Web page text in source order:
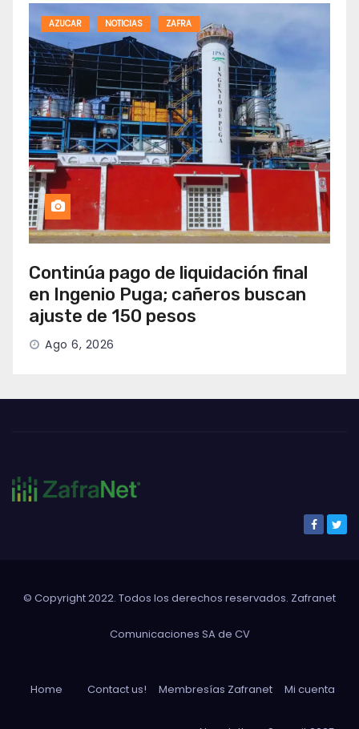
AZUCAR NOTICIAS ZAFRA
Continúa pago de liquidación final
en Ingenio Puga; cañeros buscan
ajuste de 150 pesos
Ago 6, 2026
© Copyright 2022. Todos los derechos reservados. Zafranet
Comunicaciones SA de CV
Home Contact us! Membresías Zafranet Mi cuenta